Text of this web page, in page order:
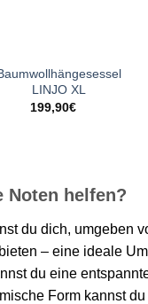
LINJO XL
199,90€
Noten helfen?
du dich, umgeben
– eine ideale
du eine
Form kannst